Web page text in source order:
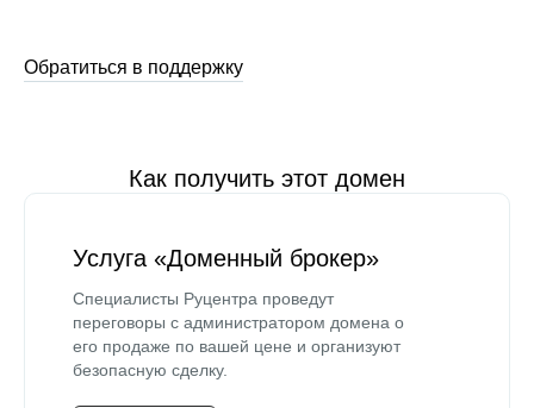
Обратиться в поддержку
Как получить этот домен
Услуга «Доменный брокер»
Специалисты Руцентра проведут
переговоры с администратором домена о
его продаже по вашей цене и организуют
безопасную сделку.